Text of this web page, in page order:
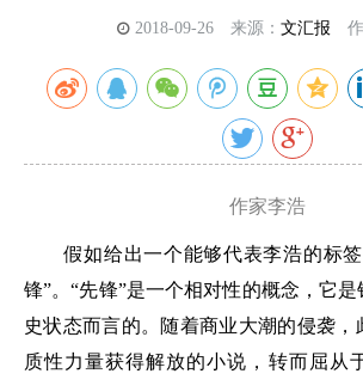
2018-09-26 来源： 文汇报
作家李浩
假如给出一个能够代表李浩的标签
锋”。“先锋”是一个相对性的概念，它
史状态而言的。随着商业大潮的侵袭，
质性力量获得解放的小说，转而屈从